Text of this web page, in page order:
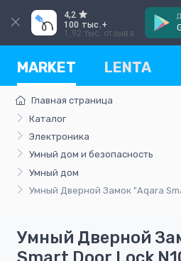
4,2
100 тыс.+
1,92 тыс. отзыва
MARKET LENTA
Главная страница
Каталог
Электроника
Умный дом и безопасность
Умный дом
Умный Дверной Замок "Aqara
Умный Дверной